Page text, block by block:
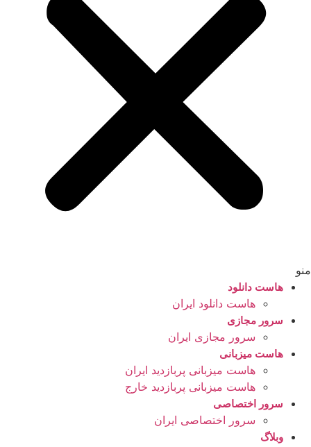
منو
هاست دانلود
هاست دانلود ایران
سرور مجازی
سرور مجازی ایران
هاست میزبانی
هاست میزبانی پربازدید ایران
هاست میزبانی پربازدید خارج
سرور اختصاصی
سرور اختصاصی ایران
وبلاگ